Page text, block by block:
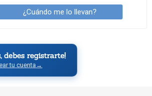
¿Cuándo me lo llevan?
debes registrarte!
tu cuenta →